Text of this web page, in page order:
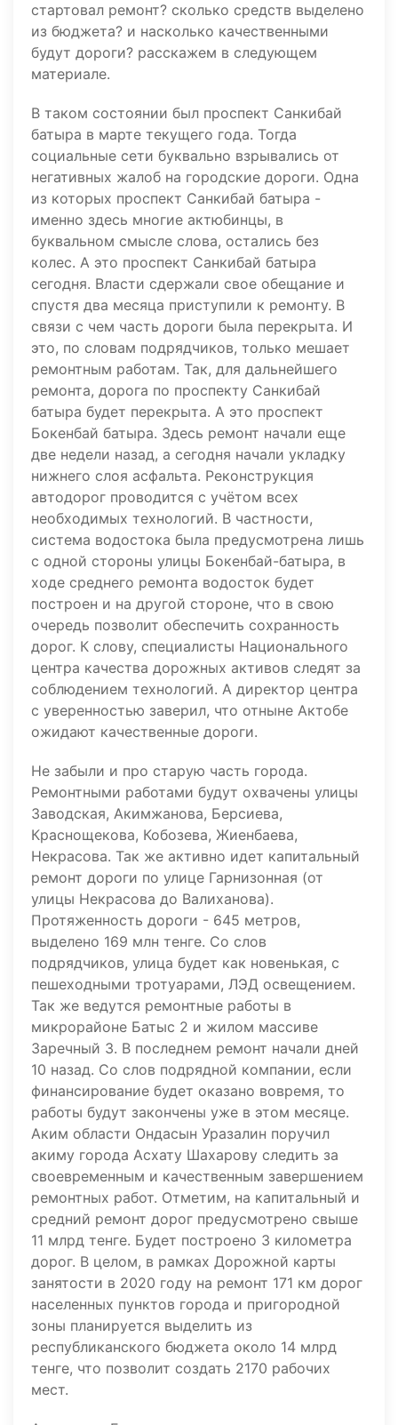
стартовал ремонт? сколько средств выделено
из бюджета? и насколько качественными
будут дороги? расскажем в следующем
материале.
В таком состоянии был проспект Санкибай
батыра в марте текущего года. Тогда
социальные сети буквально взрывались от
негативных жалоб на городские дороги. Одна
из которых проспект Санкибай батыра -
именно здесь многие актюбинцы, в
буквальном смысле слова, остались без
колес. А это проспект Санкибай батыра
сегодня. Власти сдержали свое обещание и
спустя два месяца приступили к ремонту. В
связи с чем часть дороги была перекрыта. И
это, по словам подрядчиков, только мешает
ремонтным работам. Так, для дальнейшего
ремонта, дорога по проспекту Санкибай
батыра будет перекрыта. А это проспект
Бокенбай батыра. Здесь ремонт начали еще
две недели назад, а сегодня начали укладку
нижнего слоя асфальта. Реконструкция
автодорог проводится с учётом всех
необходимых технологий. В частности,
система водостока была предусмотрена лишь
с одной стороны улицы Бокенбай-батыра, в
ходе среднего ремонта водосток будет
построен и на другой стороне, что в свою
очередь позволит обеспечить сохранность
дорог. К слову, специалисты Национального
центра качества дорожных активов следят за
соблюдением технологий. А директор центра
с уверенностью заверил, что отныне Актобе
ожидают качественные дороги.
Не забыли и про старую часть города.
Ремонтными работами будут охвачены улицы
Заводская, Акимжанова, Берсиева,
Краснощекова, Кобозева, Жиенбаева,
Некрасова. Так же активно идет капитальный
ремонт дороги по улице Гарнизонная (от
улицы Некрасова до Валиханова).
Протяженность дороги - 645 метров,
выделено 169 млн тенге. Со слов
подрядчиков, улица будет как новенькая, с
пешеходными тротуарами, ЛЭД освещением.
Так же ведутся ремонтные работы в
микрорайоне Батыс 2 и жилом массиве
Заречный 3. В последнем ремонт начали дней
10 назад. Со слов подрядной компании, если
финансирование будет оказано вовремя, то
работы будут закончены уже в этом месяце.
Аким области Ондасын Уразалин поручил
акиму города Асхату Шахарову следить за
своевременным и качественным завершением
ремонтных работ. Отметим, на капитальный и
средний ремонт дорог предусмотрено свыше
11 млрд тенге. Будет построено 3 километра
дорог. В целом, в рамках Дорожной карты
занятости в 2020 году на ремонт 171 км дорог
населенных пунктов города и пригородной
зоны планируется выделить из
республиканского бюджета около 14 млрд
тенге, что позволит создать 2170 рабочих
мест.